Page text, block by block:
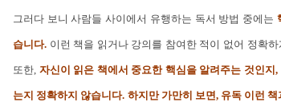
그러다 보니 사람들 사이에서 유행하는 독서 방법 중에는
습니다. 이런 책을 읽거나 강의를 참여한 적이 없어 정확
또한, 자신이 읽은 책에서 중요한 핵심을 알려주는 것인
는지 정확하지 않습니다. 하지만 가만히 보면, 유독 이런